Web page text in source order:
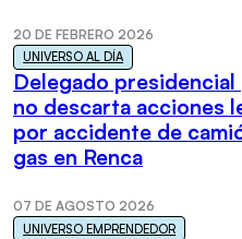
20 DE FEBRERO 2026
UNIVERSO AL DÍA
Delegado presidencial
no descarta acciones
por accidente de
gas en Renca
07 DE AGOSTO 2026
UNIVERSO EMPRENDEDOR